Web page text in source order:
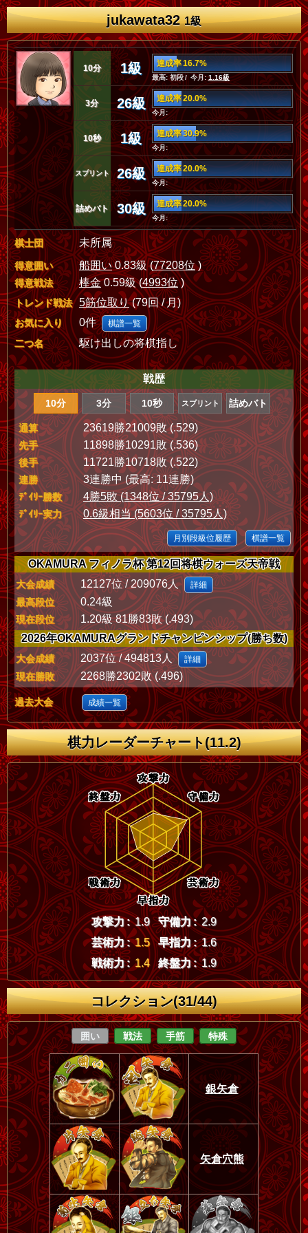
jukawata321級
10分 1級 達成率 16.7%
最高: 初段 / 今月:1.16級
3分 26級 達成率 20.0%
今月:
10秒 1級 達成率 30.9%
今月:
スプリント 26級 達成率 20.0%
今月:
詰めバト 30級 達成率 20.0%
今月:
棋士団 未所属
得意囲い 船囲い0.83級 (77208位)
得意戦法 棒金0.59級 (4993位)
トレンド戦法 5筋位取り(79回 / 月)
お気に入り 0件 棋譜一覧
二つ名 駆け出しの将棋指し
戦歴
10分 3分 10秒 スプリント 詰めバト
通算 23619勝21009敗 (.529)
先手 11898勝10291敗 (.536)
後手 11721勝10718敗 (.522)
連勝 3連勝中 (最高: 11連勝)
ﾃﾞｲﾘｰ勝数 4勝5敗 (1348位 / 35795人)
ﾃﾞｲﾘｰ実力 0.6級相当 (5603位 / 35795人)
月別段級位履歴 棋譜一覧
OKAMURA フィノラ杯 第12回将棋ウォーズ天帝戦
大会成績 12127位 / 209076人 詳細
最高段位 0.24級
現在段位
1.20級 81勝83敗 (.493)
2026年OKAMURAグランドチャンピンシップ(勝ち数)
大会成績 2037位 / 494813人 詳細
現在勝敗 2268勝2302敗 (.496)
過去大会 成績一覧
棋力レーダーチャート(11.2)
攻撃力 : 1.9 守備力 : 2.9
芸術力 : 1.5 早指力 : 1.6
戦術力 : 1.4 終盤力 : 1.9
コレクション(31/44)
囲い 戦法 手筋 特殊
銀矢倉
矢倉穴熊